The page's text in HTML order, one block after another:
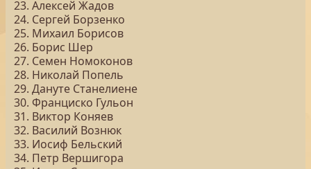
23. Алексей Жадов
24. Сергей Борзенко
25. Михаил Борисов
26. Борис Шер
27. Семен Номоконов
28. Николай Попель
29. Дануте Станелиене
30. Франциско Гульон
31. Виктор Коняев
32. Василий Вознюк
33. Иосиф Бельский
34. Петр Вершигора